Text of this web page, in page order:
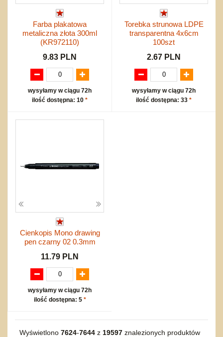
Farba plakatowa
metaliczna złota 300ml
(KR972110)
9.83 PLN
wysyłamy w ciągu 72h
ilość dostępna: 10 *
Torebka strunowa LDPE
transparentna 4x6cm
100szt
2.67 PLN
wysyłamy w ciągu 72h
ilość dostępna: 33 *
Cienkopis Mono drawing
pen czarny 02 0.3mm
11.79 PLN
wysyłamy w ciągu 72h
ilość dostępna: 5 *
Wyświetlono 7624-7644z 19597znalezionych produktów